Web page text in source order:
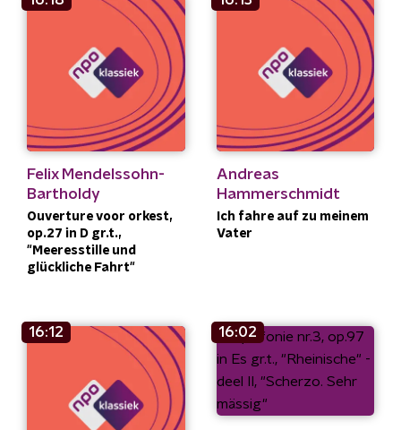
Felix Mendelssohn-
Bartholdy
Ouverture voor orkest,
op.27 in D gr.t.,
"Meeresstille und
glückliche Fahrt"
Andreas
Hammerschmidt
Ich fahre auf zu meinem
Vater
16:12 16:02